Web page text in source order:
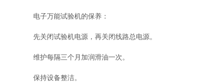
电子万能试验机的保养：
先关闭试验机电源，再关闭线路总电源。
维护每隔三个月加润滑油一次。
保持设备整洁。